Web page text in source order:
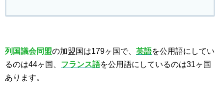
列国議会同盟の加盟国は179ヶ国で、 英語を公用語にしてい
るのは44ヶ国、 フランス語を公用語にしているのは31ヶ国
あります。